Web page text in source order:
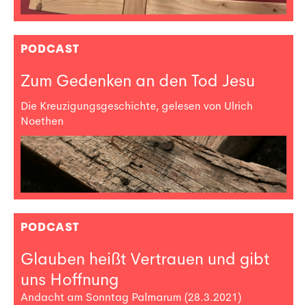
PODCAST
Zum Gedenken an den Tod Jesu
Die Kreuzigungsgeschichte, gelesen von Ulrich
Noethen
PODCAST
Glauben heißt Vertrauen und gibt
uns Hoffnung
Andacht am Sonntag Palmarum (28.3.2021)